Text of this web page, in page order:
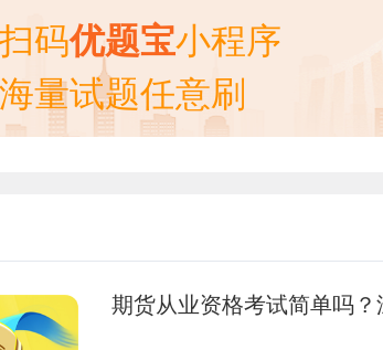
扫码优题宝小程序
海量试题任意刷
期货从业资格考试简单吗